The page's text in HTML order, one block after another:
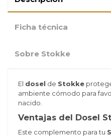
Ficha técnica
Sobre Stokke
El dosel de Stokke
ambiente cómodo para
nacido.
Ventajas del Dosel
Este complemento para tu